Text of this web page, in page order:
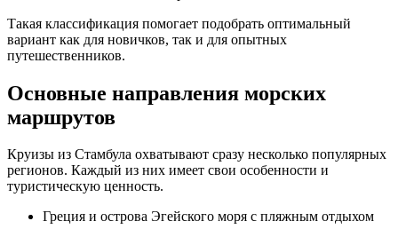
Такая классификация помогает подобрать оптимальный
вариант как для новичков, так и для опытных
путешественников.
Основные направления морских
маршрутов
Круизы из Стамбула охватывают сразу несколько популярных
регионов. Каждый из них имеет свои особенности и
туристическую ценность.
Греция и острова Эгейского моря с пляжным отдыхом